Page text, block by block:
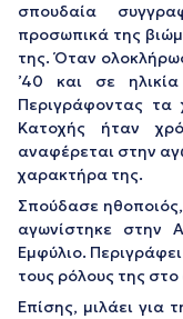
σπουδαία
προσωπικά της
της. Όταν
’40 και σε
Περιγράφοντας τα
Κατοχής ήταν
αναφέρεται στην
χαρακτήρα της.
Σπούδασε
αγωνίστηκε στην
Εμφύλιο.
τους ρόλους της
Επίσης, μιλάει για